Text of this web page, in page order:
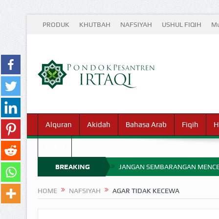
PRODUK KHUTBAH NAFSIYAH USHUL FIQIH
Alquran Akidah Bahasa Arab Fiqih
BREAKING
NEWS
JANGAN SEMBARANGAN
HOME NAFSIYAH AGAR TIDAK KECEWA